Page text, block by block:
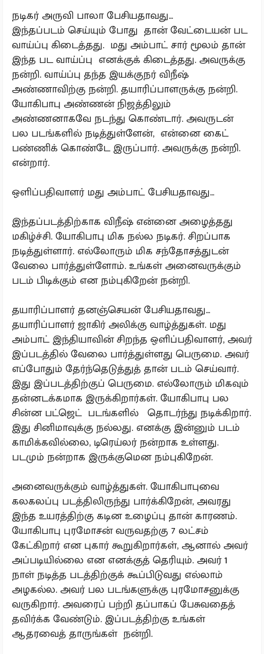
நடிகர் அருவி பாலா பேசியதாவது…
இந்தப்படம் செய்யும் போது தான் வேட்டையன் பட
வாய்ப்பு கிடைத்தது. மது அம்பாட் சார் மூலம் தான்
இந்த பட வாய்ப்பு எனக்குக் கிடைத்தது. அவருக்கு
நன்றி. வாய்ப்பு தந்த இயக்குநர் விநீஷ்
அண்ணாவிற்கு நன்றி. தயாரிப்பாளருக்கு நன்றி.
யோகிபாபு அண்ணன் நிஜத்திலும்
அண்ணனாகவே நடந்து கொண்டார். அவருடன்
பல படங்களில் நடித்துள்ளேன், என்னை கைட்
பண்ணிக் கொண்டே இருப்பார். அவருக்கு நன்றி.
என்றார்.
ஒளிப்பதிவாளர் மது அம்பாட் பேசியதாவது…
இந்தப்படத்திற்காக விநீஷ் என்னை அழைத்தது
மகிழ்ச்சி. யோகிபாபு மிக நல்ல நடிகர். சிறப்பாக
நடித்துள்ளார். எல்லோரும் மிக சந்தோசத்துடன்
வேலை பார்த்துள்ளோம். உங்கள் அனைவருக்கும்
படம் பிடிக்கும் என நம்புகிறேன் நன்றி.
தயாரிப்பாளர் தனஞ்செயன் பேசியதாவது…
தயாரிப்பாளர் ஜாகிர் அலிக்கு வாழ்த்துகள். மது
அம்பாட் இந்தியாவின் சிறந்த ஒளிப்பதிவாளர், அவர்
இப்படத்தில் வேலை பார்த்துள்ளது பெருமை. அவர்
எப்போதும் தேர்ந்தெடுத்துத் தான் படம் செய்வார்.
இது இப்படத்திற்குப் பெருமை. எல்லோரும் மிகவும்
தன்னடக்கமாக இருக்கிறார்கள். யோகிபாபு பல
சின்ன பட்ஜெட் படங்களில் தொடர்ந்து நடிக்கிறார்.
இது சினிமாவுக்கு நல்லது. எனக்கு இன்னும் படம்
காமிக்கவில்லை, டிரெய்லர் நன்றாக உள்ளது.
படமும் நன்றாக இருக்குமென நம்புகிறேன்.
அனைவருக்கும் வாழ்த்துகள். யோகிபாபுவை
கலகலப்பு படத்திலிருந்து பார்க்கிறேன், அவரது
இந்த உயரத்திற்கு கடின உழைப்பு தான் காரணம்.
யோகிபாபு புரமோசன் வருவதற்கு 7 லட்சம்
கேட்கிறார் என புகார் கூறுகிறார்கள், ஆனால் அவர்
அப்படியில்லை என எனக்குத் தெரியும். அவர் 1
நாள் நடித்த படத்திற்குக் கூப்பிடுவது எல்லாம்
அழகல்ல. அவர் பல படங்களுக்கு புரமோசனுக்கு
வருகிறார். அவரைப் பற்றி தப்பாகப் பேசுவதைத்
தவிர்க்க வேண்டும். இப்படத்திற்கு உங்கள்
ஆதரவைத் தாருங்கள் நன்றி.